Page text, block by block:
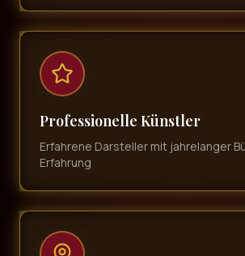
Professionelle Künstler
Erfahrene Darsteller mit jahrelanger
Erfahrung